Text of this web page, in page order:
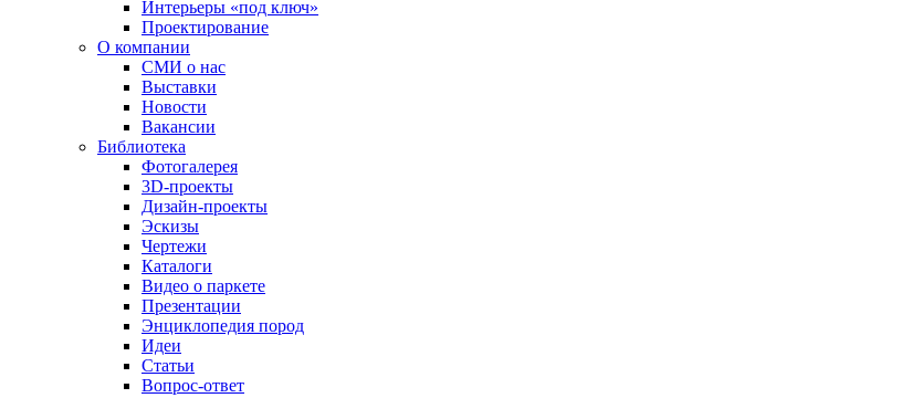
Интерьеры «под ключ»
Проектирование
О компании
СМИ о нас
Выставки
Новости
Вакансии
Библиотека
Фотогалерея
3D-проекты
Дизайн-проекты
Эскизы
Чертежи
Каталоги
Видео о паркете
Презентации
Энциклопедия пород
Идеи
Статьи
Вопрос-ответ